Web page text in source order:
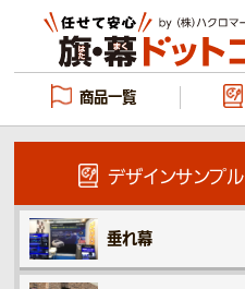
商品一覧
デザインサンプル
垂れ幕